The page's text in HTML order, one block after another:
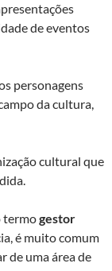
de eventos
personagens
da cultura,
cultural que
termogestor
é muito comum
de uma área de